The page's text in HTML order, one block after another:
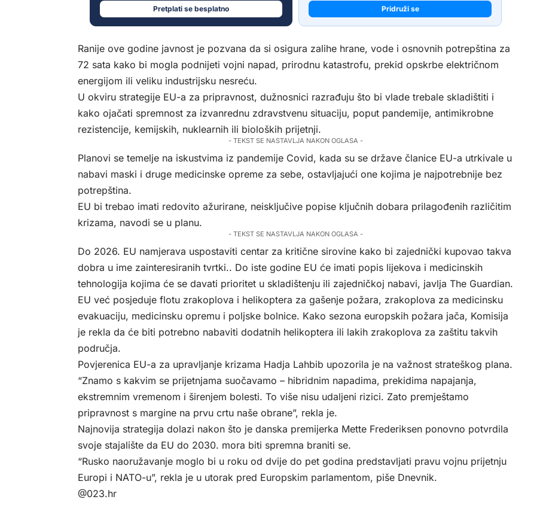
Pretplati se besplatno Pridruži se
Ranije ove godine javnost je pozvana da si osigura zalihe hrane, vode i osnovnih potrepština za
72 sata kako bi mogla podnijeti vojni napad, prirodnu katastrofu, prekid opskrbe električnom
energijom ili veliku industrijsku nesreću.
U okviru strategije EU-a za pripravnost, dužnosnici razrađuju što bi vlade trebale skladištiti i
kako ojačati spremnost za izvanrednu zdravstvenu situaciju, poput pandemije, antimikrobne
rezistencije, kemijskih, nuklearnih ili bioloških prijetnji.
- TEKST SE NASTAVLJA NAKON OGLASA -
Planovi se temelje na iskustvima iz pandemije Covid, kada su se države članice EU-a utrkivale u
nabavi maski i druge medicinske opreme za sebe, ostavljajući one kojima je najpotrebnije bez
potrepština.
EU bi trebao imati redovito ažurirane, neisključive popise ključnih dobara prilagođenih različitim
krizama, navodi se u planu.
- TEKST SE NASTAVLJA NAKON OGLASA -
Do 2026. EU namjerava uspostaviti centar za kritične sirovine kako bi zajednički kupovao takva
dobra u ime zainteresiranih tvrtki.. Do iste godine EU će imati popis lijekova i medicinskih
tehnologija kojima će se davati prioritet u skladištenju ili zajedničkoj nabavi, javlja The Guardian.
EU već posjeduje flotu zrakoplova i helikoptera za gašenje požara, zrakoplova za medicinsku
evakuaciju, medicinsku opremu i poljske bolnice. Kako sezona europskih požara jača, Komisija
je rekla da će biti potrebno nabaviti dodatnih helikoptera ili lakih zrakoplova za zaštitu takvih
područja.
Povjerenica EU-a za upravljanje krizama Hadja Lahbib upozorila je na važnost strateškog plana.
“Znamo s kakvim se prijetnjama suočavamo – hibridnim napadima, prekidima napajanja,
ekstremnim vremenom i širenjem bolesti. To više nisu udaljeni rizici. Zato premještamo
pripravnost s margine na prvu crtu naše obrane”, rekla je.
Najnovija strategija dolazi nakon što je danska premijerka Mette Frederiksen ponovno potvrdila
svoje stajalište da EU do 2030. mora biti spremna braniti se.
“Rusko naoružavanje moglo bi u roku od dvije do pet godina predstavljati pravu vojnu prijetnju
Europi i NATO-u”, rekla je u utorak pred Europskim parlamentom, piše Dnevnik.
@023.hr